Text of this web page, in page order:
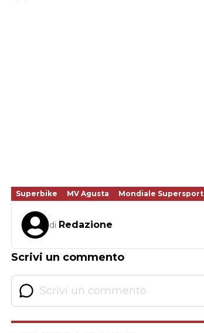
Superbike MV Agusta Mondiale Supersport
di Redazione
Scrivi un commento